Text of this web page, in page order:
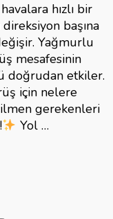
hızlı bir
başına
Yağmurlu
mesafesinin
doğrudan etkiler.
için nelere
gerekenleri
Yol …